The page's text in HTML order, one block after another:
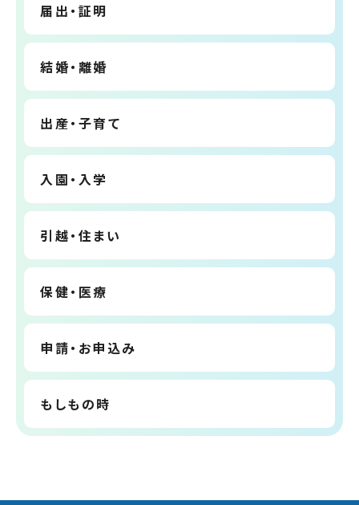
届出・証明
結婚・離婚
出産・子育て
入園・入学
引越・住まい
保健・医療
申請・お申込み
もしもの時